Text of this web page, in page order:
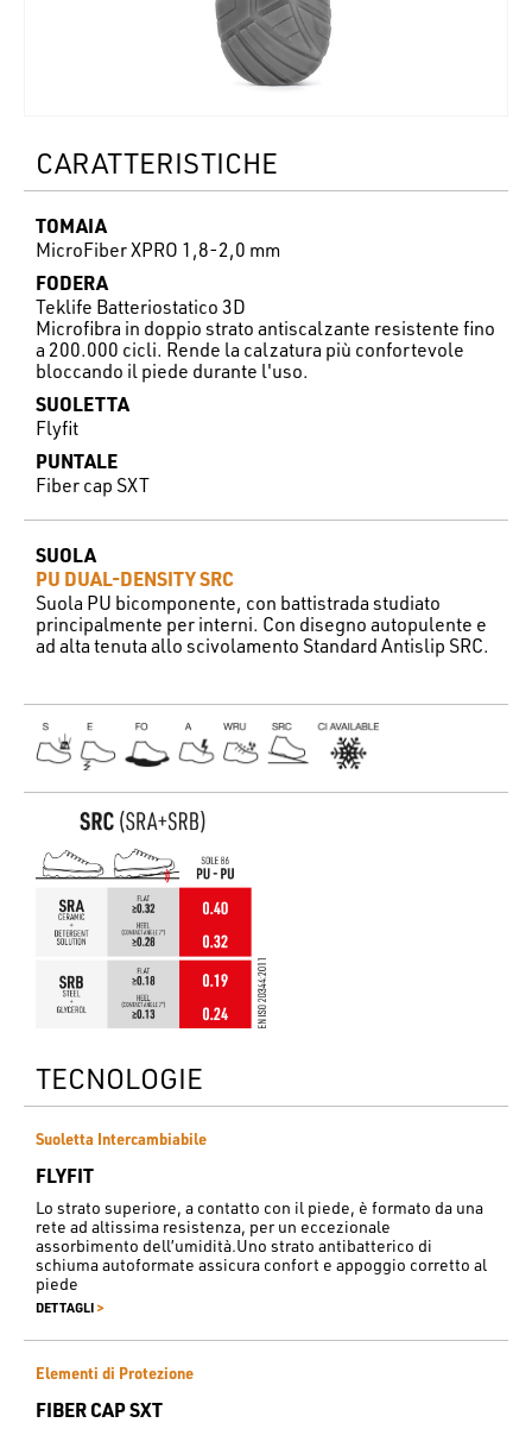
CARATTERISTICHE
TOMAIA
MicroFiber XPRO 1,8-2,0 mm
FODERA
Teklife Batteriostatico 3D
Microfibra in doppio strato antiscalzante resistente fino
a 200.000 cicli. Rende la calzatura più confortevole
bloccando il piede durante l'uso.
SUOLETTA
Flyfit
PUNTALE
Fiber cap SXT
SUOLA
PU DUAL-DENSITY SRC
Suola PU bicomponente, con battistrada studiato
principalmente per interni. Con disegno autopulente e
ad alta tenuta allo scivolamento Standard Antislip SRC.
TECNOLOGIE
Suoletta Intercambiabile
FLYFIT
Lo strato superiore, a contatto con il piede, è formato da una
rete ad altissima resistenza, per un eccezionale
assorbimento dell’umidità.Uno strato antibatterico di
schiuma autoformate assicura confort e appoggio corretto al
piede
DETTAGLI >
Elementi di Protezione
FIBER CAP SXT